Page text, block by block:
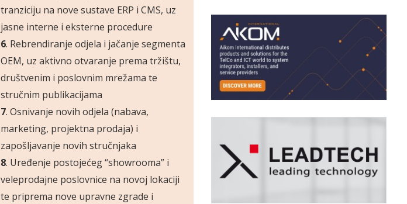
tranziciju na nove sustave ERP i CMS, uz
jasne interne i eksterne procedure
6. Rebrendiranje odjela i jačanje segmenta
OEM, uz aktivno otvaranje prema tržištu,
društvenim i poslovnim mrežama te
stručnim publikacijama
7. Osnivanje novih odjela (nabava,
marketing, projektna prodaja) i
zapošljavanje novih stručnjaka
8. Uređenje postojećeg “showrooma” i
veleprodajne poslovnice na novoj lokaciji
te priprema nove upravne zgrade i